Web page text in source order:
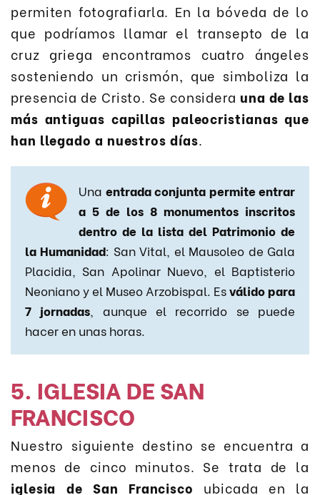
permiten fotografiarla. En la bóveda de lo
que podríamos llamar el transepto de la
cruz griega encontramos cuatro ángeles
sosteniendo un crismón, que simboliza la
presencia de Cristo. Se considera una de las
más antiguas capillas paleocristianas que
han llegado a nuestros días.
Una entrada conjunta permite entrar
a 5 de los 8 monumentos inscritos
dentro de la lista del Patrimonio de
la Humanidad: San Vital, el Mausoleo de Gala
Placidia, San Apolinar Nuevo, el Baptisterio
Neoniano y el Museo Arzobispal. Esválido para
7 jornadas, aunque el recorrido se puede
hacer en unas horas.
5. IGLESIA DE SAN
FRANCISCO
Nuestro siguiente destino se encuentra a
menos de cinco minutos. Se trata de la
iglesia de San Francisco ubicada en la